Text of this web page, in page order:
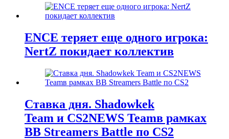
ENCE теряет еще одного игрока:
NertZ покидает коллектив
Ставка дня. Shadowkek
Team и CS2NEWS Teamв рамках
BB Streamers Battle по CS2